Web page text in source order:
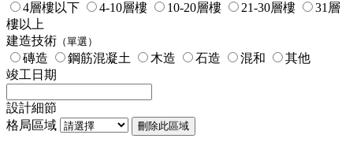
4層樓以下 4-10層樓 10-20層樓 21-30層樓
31層
樓以上
建造技術 （單選）
磚造 鋼筋混凝土 木造 石造 混和
其他
竣工日期
設計細節
格局區域
刪除此區域